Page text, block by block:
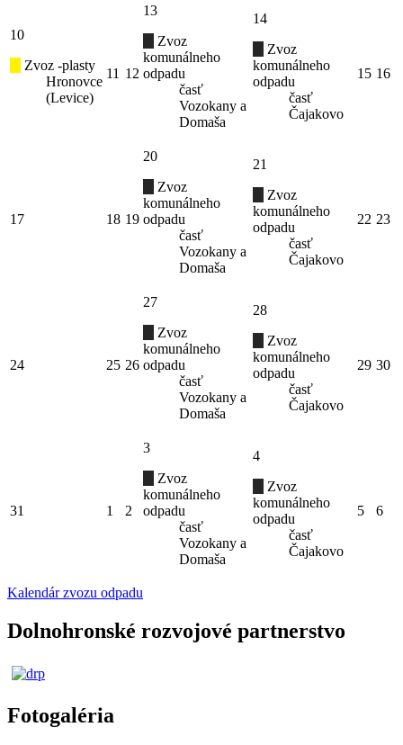
10
Zvoz -plasty
Hronovce
(Levice)
11 12
13
Zvoz
komunálneho
odpadu
časť
Vozokany a
Domaša
14
Zvoz
komunálneho
odpadu
časť
Čajakovo
15 16
17 18 19
20
Zvoz
komunálneho
odpadu
časť
Vozokany a
Domaša
21
Zvoz
komunálneho
odpadu
časť
Čajakovo
22 23
24 25 26
27
Zvoz
komunálneho
odpadu
časť
Vozokany a
Domaša
28
Zvoz
komunálneho
odpadu
časť
Čajakovo
29 30
31 1 2
3
Zvoz
komunálneho
odpadu
časť
Vozokany a
Domaša
4
Zvoz
komunálneho
odpadu
časť
Čajakovo
5 6
Kalendár zvozu odpadu
Dolnohronské rozvojové partnerstvo
Fotogaléria